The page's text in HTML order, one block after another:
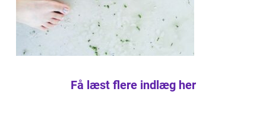
Få læst flere indlæg her